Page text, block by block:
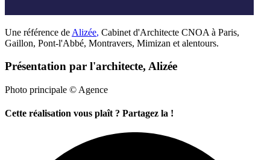
Une référence de Alizée, Cabinet d'Architecte CNOA à Paris,
Gaillon, Pont-l'Abbé, Montravers, Mimizan et alentours.
Présentation par l'architecte, Alizée
Photo principale © Agence
Cette réalisation vous plaît ? Partagez la !